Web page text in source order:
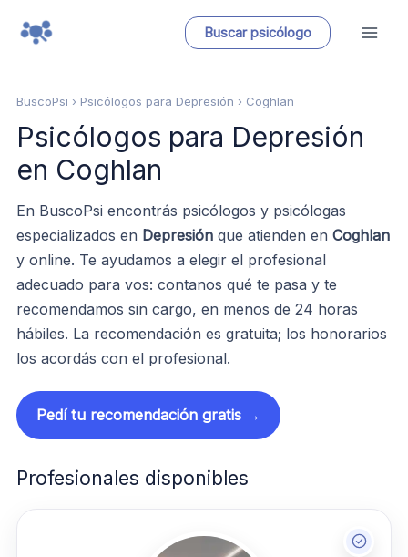
Buscar psicólogo
BuscoPsi › Psicólogos para Depresión › Coghlan
Psicólogos para Depresión
en Coghlan
En BuscoPsi encontrás psicólogos y psicólogas
especializados en Depresión que atienden en Coghlan
y online. Te ayudamos a elegir el profesional
adecuado para vos: contanos qué te pasa y te
recomendamos sin cargo, en menos de 24 horas
hábiles. La recomendación es gratuita; los honorarios
los acordás con el profesional.
Pedí tu recomendación gratis →
Profesionales disponibles